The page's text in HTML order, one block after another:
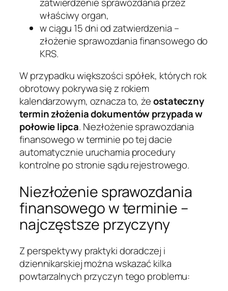
właściwy organ,
w ciągu 15 dni od zatwierdzenia –
złożenie sprawozdania finansowego do
KRS.
W przypadku większości spółek, których rok
obrotowy pokrywa się z rokiem
kalendarzowym, oznacza to, żeostateczny
termin złożenia dokumentów przypada w
połowie lipca. Niezłożenie sprawozdania
finansowego w terminie po tej dacie
automatycznie uruchamia procedury
kontrolne po stronie sądu rejestrowego.
Niezłożenie sprawozdania
finansowego w terminie –
najczęstsze przyczyny
Z perspektywy praktyki doradczej i
dziennikarskiej można wskazać kilka
powtarzalnych przyczyn tego problemu: